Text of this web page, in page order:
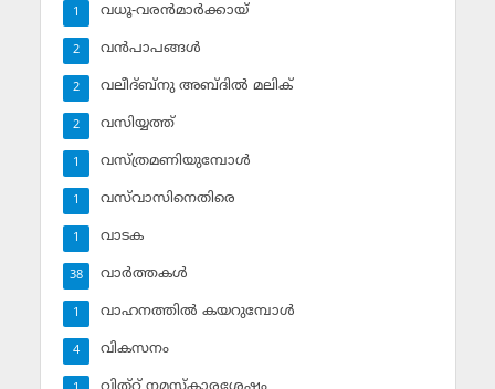
വധൂ-വരന്‍മാര്‍ക്കായ്
1
വന്‍പാപങ്ങള്‍
2
വലീദ്ബ്‌നു അബ്ദില്‍ മലിക്‌
2
വസിയ്യത്ത്‌
2
വസ്ത്രമണിയുമ്പോള്‍
1
വസ്‌വാസിനെതിരെ
1
വാടക
1
വാര്‍ത്തകള്‍
38
വാഹനത്തില്‍ കയറുമ്പോള്‍
1
വികസനം
4